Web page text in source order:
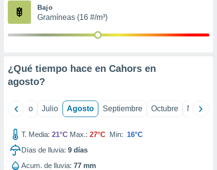
publicidad
1199
Bajo
Gramíneas (16 #/m³)
¿Qué tiempo hace en Cahors en
agosto?
Junio Julio Agosto Septiembre Octubre
T. Media: 21°C Max.: 27°C Min: 16°C
Días de lluvia: 9 días
Acum. de lluvia: 77 mm